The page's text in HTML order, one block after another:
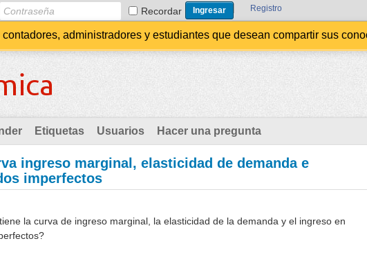
Recordar Registro
administradores y estudiantes que desean compartir sus
Etiquetas Usuarios Hacer una pregunta
ingreso marginal, elasticidad de demanda e
imperfectos
la curva de ingreso marginal, la elasticidad de la demanda y el ingreso en